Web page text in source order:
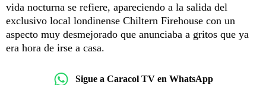
vida nocturna se refiere, apareciendo a la salida del
exclusivo local londinense Chiltern Firehouse con un
aspecto muy desmejorado que anunciaba a gritos que ya
era hora de irse a casa.
Sigue a Caracol TV en WhatsApp